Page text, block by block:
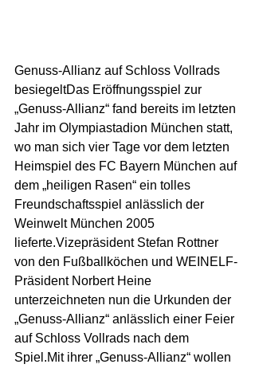
Genuss-Allianz auf Schloss Vollrads
besiegeltDas Eröffnungsspiel zur
„Genuss-Allianz“ fand bereits im letzten
Jahr im Olympiastadion München statt,
wo man sich vier Tage vor dem letzten
Heimspiel des FC Bayern München auf
dem „heiligen Rasen“ ein tolles
Freundschaftsspiel anlässlich der
Weinwelt München 2005
lieferte.Vizepräsident Stefan Rottner
von den Fußballköchen und WEINELF-
Präsident Norbert Heine
unterzeichneten nun die Urkunden der
„Genuss-Allianz“ anlässlich einer Feier
auf Schloss Vollrads nach dem
Spiel.Mit ihrer „Genuss-Allianz“ wollen